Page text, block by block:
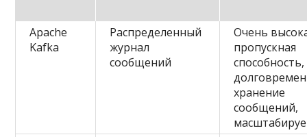
Apache
Kafka
Распределенный
журнал
сообщений
Очень
пропускная
способность,
хранение
сообщений,